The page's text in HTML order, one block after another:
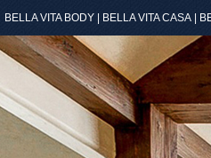
BELLA VITA BODY BELLA VITA CASA